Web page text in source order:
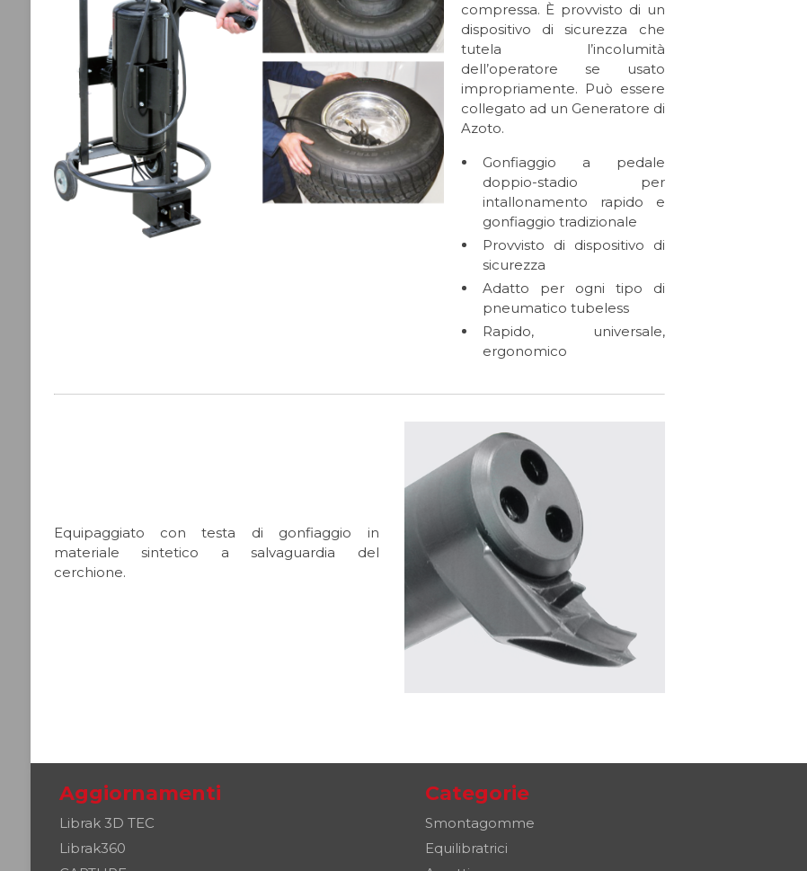
compressa. È provvisto di un
dispositivo di sicurezza che
tutela l’incolumità
dell’operatore se usato
impropriamente. Può essere
collegato ad un Generatore di
Azoto.
Gonfiaggio a pedale
doppio-stadio per
intallonamento rapido e
gonfiaggio tradizionale
Provvisto di dispositivo di
sicurezza
Adatto per ogni tipo di
pneumatico tubeless
Rapido, universale,
ergonomico
Equipaggiato con testa di gonfiaggio in
materiale sintetico a salvaguardia del
cerchione.
Aggiornamenti
Librak 3D TEC
Librak360
Categorie
Smontagomme
Equilibratrici